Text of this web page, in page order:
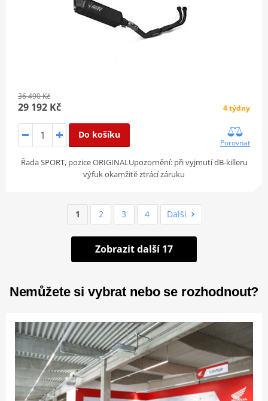
36 490 Kč
29 192 Kč 4 týdny
Do košíku
Porovnat
Řada SPORT, pozice ORIGINALUpozornění: při vyjmutí dB-killeru
výfuk okamžitě ztrácí záruku
1 2 3 4 Další
Zobrazit další 17
Nemůžete si vybrat nebo se rozhodnout?